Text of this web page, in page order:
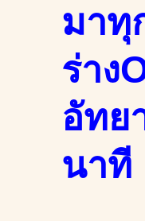
มาทุ
ร่าง
อัทย
นาที